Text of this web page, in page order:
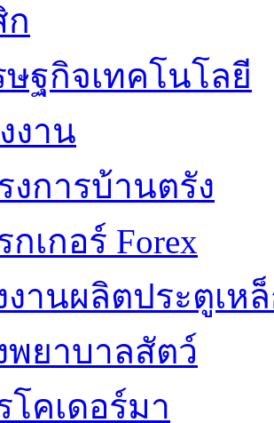
ก
ษฐกิจเทคโนโลยี
งาน
งการบ้านตรัง
กเกอร์ Forex
งานผลิตประตูเห
พยาบาลสัตว์
โคเดอร์มา